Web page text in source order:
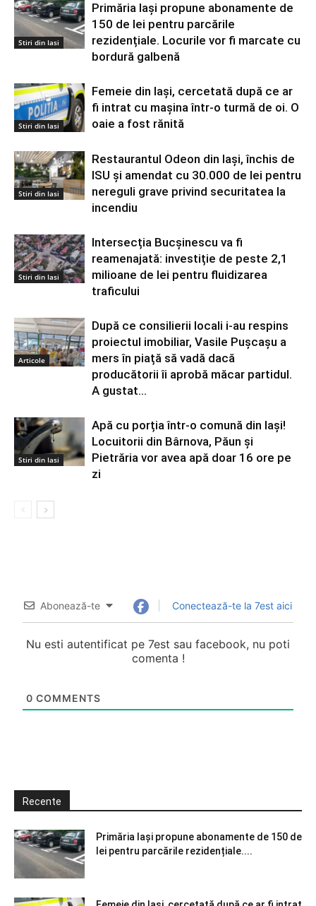
Stiri din Iasi
Primăria Iași propune abonamente de
150 de lei pentru parcările
rezidențiale. Locurile vor fi marcate cu
bordură galbenă
Stiri din Iasi
Femeie din Iași, cercetată după ce ar
fi intrat cu mașina într-o turmă de oi. O
oaie a fost rănită
Stiri din Iasi
Restaurantul Odeon din Iași, închis de
ISU și amendat cu 30.000 de lei pentru
nereguli grave privind securitatea la
incendiu
Stiri din Iasi
Intersecția Bucșinescu va fi
reamenajată: investiție de peste 2,1
milioane de lei pentru fluidizarea
traficului
Articole
După ce consilierii locali i-au respins
proiectul imobiliar, Vasile Pușcașu a
mers în piață să vadă dacă
producătorii îi aprobă măcar partidul.
A gustat...
Stiri din Iasi
Apă cu porția într-o comună din Iași!
Locuitorii din Bârnova, Păun și
Pietrăria vor avea apă doar 16 ore pe
zi
Abonează-te Conectează-te la 7est aici
Nu esti autentificat pe 7est sau facebook, nu poti
comenta !
0 COMMENTS
Recente
Primăria Iași propune abonamente de 150 de
lei pentru parcările rezidențiale....